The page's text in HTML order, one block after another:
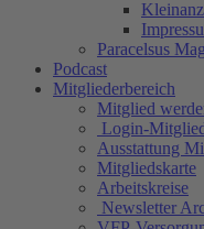
Paracelsus
Podcast
Mitgliederbereich
Mitglied
Login-
Ausstattung
Mitgliedskarte
Arbeitskreise
Newsletter